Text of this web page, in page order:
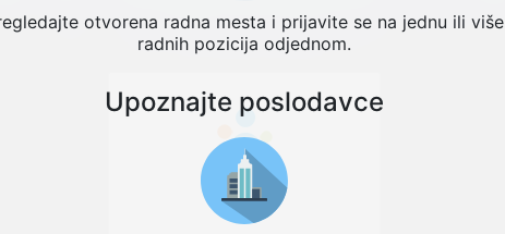
otvorena radna mesta i prijavite se na jednu ili više
radnih pozicija odjednom.
Upoznajte poslodavce